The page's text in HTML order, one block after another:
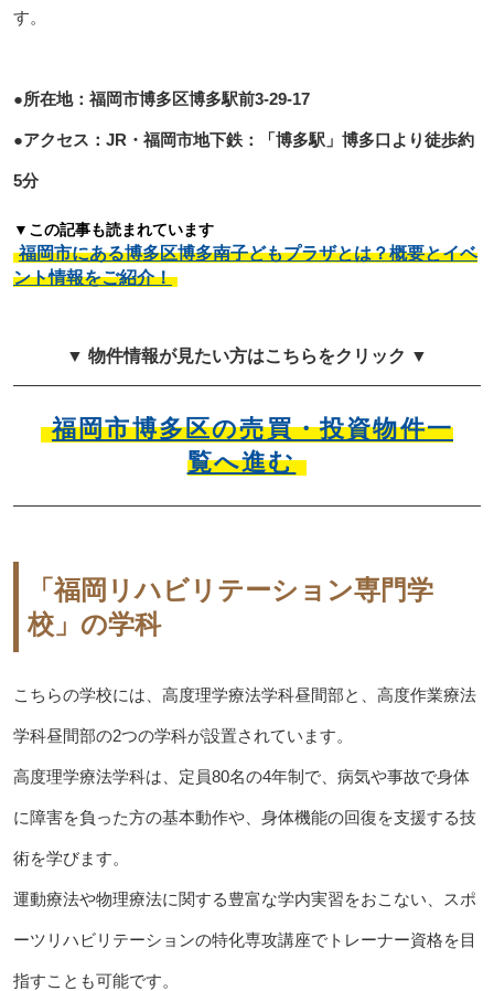
す。
●所在地：福岡市博多区博多駅前3-29-17
●アクセス：JR・福岡市地下鉄：「博多駅」博多口より徒歩約
5分
▼この記事も読まれています
福岡市にある博多区博多南子どもプラザとは？概要とイベ
ント情報をご紹介！
▼ 物件情報が見たい方はこちらをクリック ▼
福岡市博多区の売買・投資物件一
覧へ進む
「福岡リハビリテーション専門学
校」の学科
こちらの学校には、高度理学療法学科昼間部と、高度作業療法
学科昼間部の2つの学科が設置されています。
高度理学療法学科は、定員80名の4年制で、病気や事故で身体
に障害を負った方の基本動作や、身体機能の回復を支援する技
術を学びます。
運動療法や物理療法に関する豊富な学内実習をおこない、スポ
ーツリハビリテーションの特化専攻講座でトレーナー資格を目
指すことも可能です。